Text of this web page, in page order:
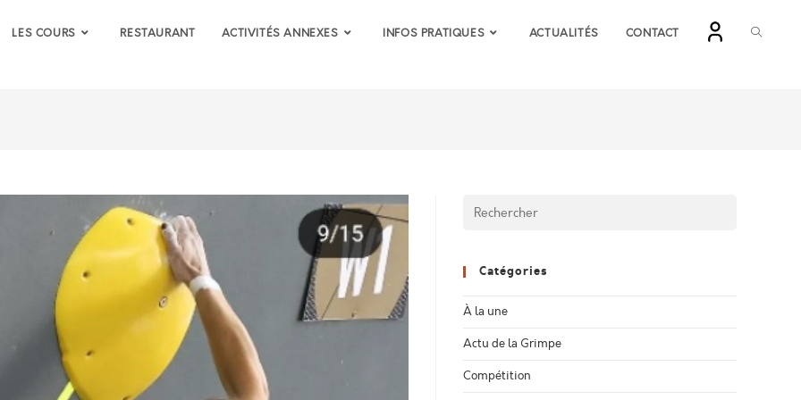
LES COURS RESTAURANT ACTIVITÉS ANNEXES INFOS PRATIQUES ACTUALITÉS CONTACT
Catégories
À la une
Actu de la Grimpe
Compétition